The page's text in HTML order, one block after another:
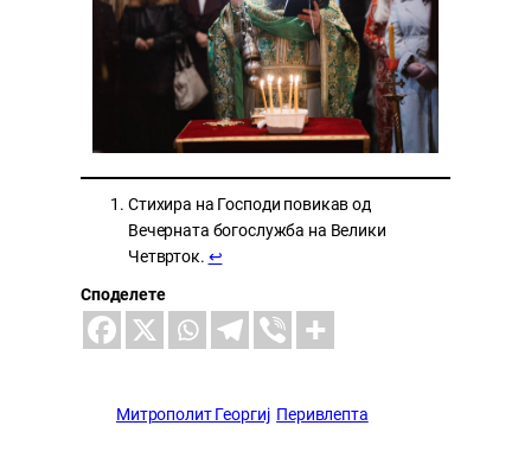
Стихира на Господи повикав од
Вечерната богослужба на Велики
Четврток. ↩︎
Споделете
Митрополит Георгиј Перивлепта